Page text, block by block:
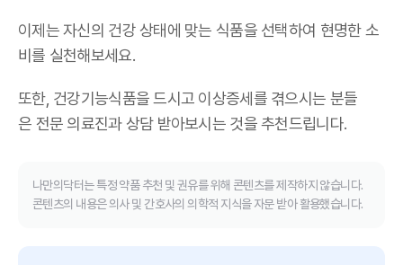
이제는 자신의 건강 상태에 맞는 식품을 선택하여 현명한 소
비를 실천해보세요.
또한, 건강기능식품을 드시고 이상증세를 겪으시는 분들
은 전문 의료진과 상담 받아보시는 것을 추천드립니다.
나만의닥터는 특정 약품 추천 및 권유를 위해 콘텐츠를 제작하지 않습니다.
콘텐츠의 내용은 의사 및 간호사의 의학적 지식을 자문 받아 활용했습니다.